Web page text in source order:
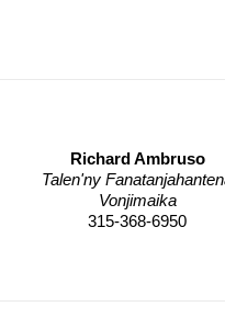
Richard Ambruso
Talen'ny
Vonjimaika
315-368-6950